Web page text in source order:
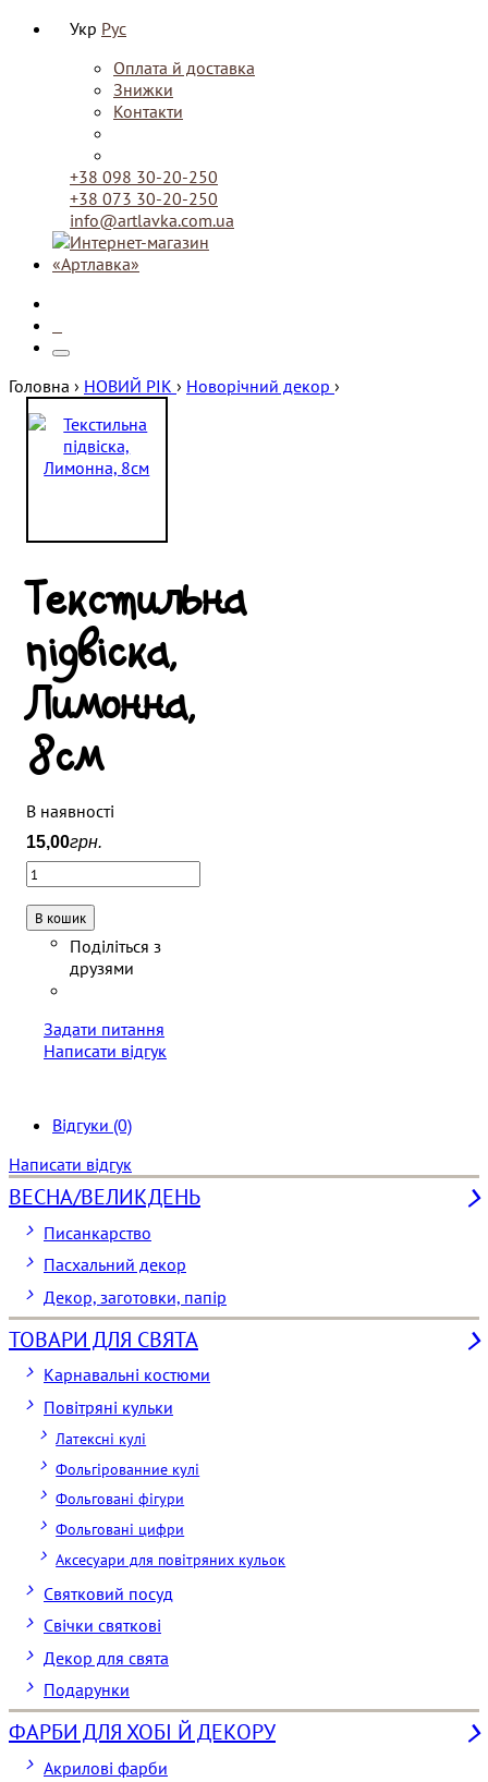
Укр Рус
Оплата й доставка
Знижки
Контакти
+38 098 30-20-250
+38 073 30-20-250
info@artlavka.com.ua
Головна › НОВИЙ РІК › Новорічний декор ›
Текстильна
підвіска,
Лимонна,
8см
В наявності
15,00грн.
В кошик
Задати питання
Написати відгук
Відгуки (0)
Написати відгук
ВЕСНА/ВЕЛИКДЕНЬ
Писанкарство
Пасхальний декор
Декор, заготовки, папір
ТОВАРИ ДЛЯ СВЯТА
Карнавальні костюми
Повітряні кульки
Латексні кулі
Фольгірованние кулі
Фольговані фігури
Фольговані цифри
Аксесуари для повітряних кульок
Святковий посуд
Свічки святкові
Декор для свята
Подарунки
ФАРБИ ДЛЯ ХОБІ Й ДЕКОРУ
Акрилові фарби